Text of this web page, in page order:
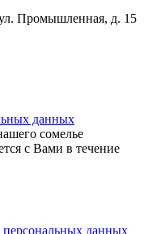
Промышленная, д. 15
данных
сомелье
с Вами в течение
персональных данных